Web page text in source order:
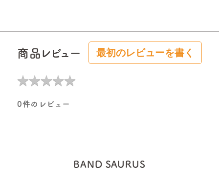
商品レビュー 最初のレビューを書く
★★★★★
★★★★★
0件のレビュー
BAND SAURUS